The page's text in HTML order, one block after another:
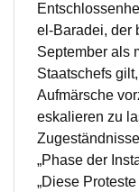
el-Baradei, der
September als
Staatschefs
Aufmärsche
eskalieren zu
„Phase der
„Diese